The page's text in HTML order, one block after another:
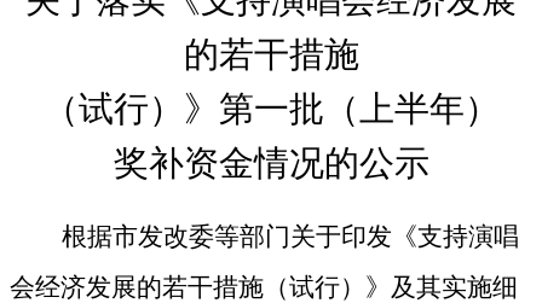
的若干措施
（试行）》第一批（上半年）
奖补资金情况的公示
根据市发改委等部门关于印发 《支持演唱
会经济发展的若干措施（试行）》及其实施细